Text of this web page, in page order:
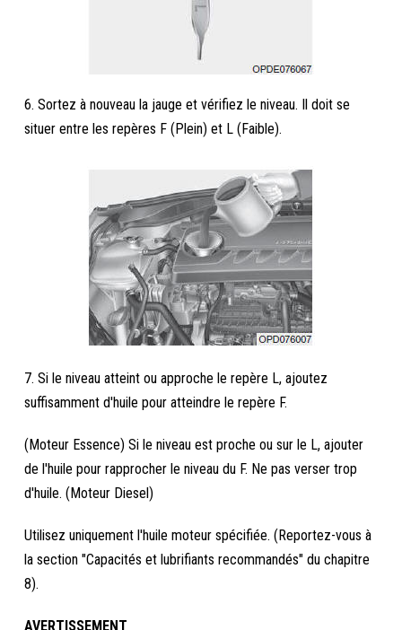
6. Sortez à nouveau la jauge et vérifiez le niveau. Il doit se
situer entre les repères F (Plein) et L (Faible).
7. Si le niveau atteint ou approche le repère L, ajoutez
suffisamment d'huile pour atteindre le repère F.
(Moteur Essence) Si le niveau est proche ou sur le L, ajouter
de l'huile pour rapprocher le niveau du F. Ne pas verser trop
d'huile. (Moteur Diesel)
Utilisez uniquement l'huile moteur spécifiée. (Reportez-vous à
la section "Capacités et lubrifiants recommandés" du chapitre
8).
AVERTISSEMENT